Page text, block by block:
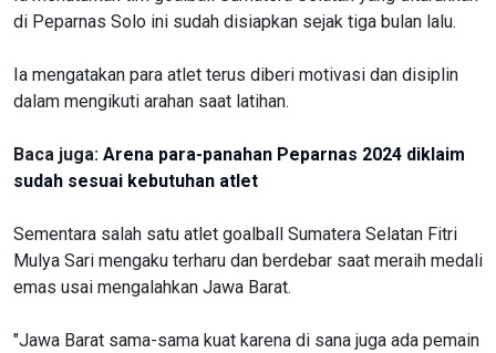
di Peparnas Solo ini sudah disiapkan sejak tiga bulan lalu.
Ia mengatakan para atlet terus diberi motivasi dan disiplin
dalam mengikuti arahan saat latihan.
Baca juga: Arena para-panahan Peparnas 2024 diklaim
sudah sesuai kebutuhan atlet
Sementara salah satu atlet goalball Sumatera Selatan Fitri
Mulya Sari mengaku terharu dan berdebar saat meraih medali
emas usai mengalahkan Jawa Barat.
"Jawa Barat sama-sama kuat karena di sana juga ada pemain